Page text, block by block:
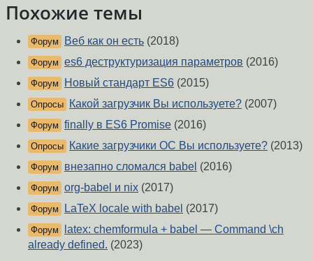
Похожие темы
Форум Веб как он есть (2018)
Форум es6 деструктуризация параметров (2016)
Форум Новый стандарт ES6 (2015)
Опросы Какой загрузчик Вы используете? (2007)
Форум finally в ES6 Promise (2016)
Опросы Какие загрузчики ОС Вы используете? (2013)
Форум внезапно сломался babel (2016)
Форум org-babel и nix (2017)
Форум LaTeX locale with babel (2017)
Форум
latex: chemformula + babel — Command \ch
already defined. (2023)